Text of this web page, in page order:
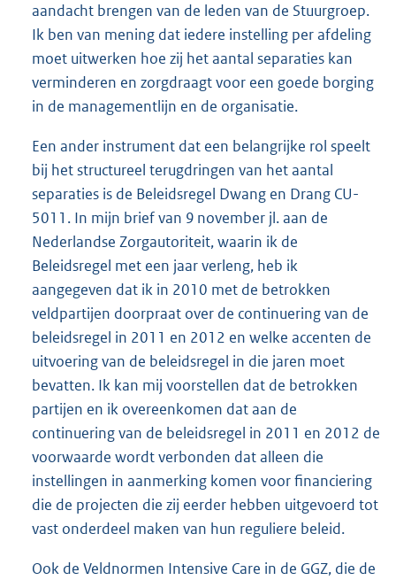
aandacht brengen van de leden van de Stuurgroep.
Ik ben van mening dat iedere instelling per afdeling
moet uitwerken hoe zij het aantal separaties kan
verminderen en zorgdraagt voor een goede borging
in de managementlijn en de organisatie.
Een ander instrument dat een belangrijke rol speelt
bij het structureel terugdringen van het aantal
separaties is de Beleidsregel Dwang en Drang CU-
5011. In mijn brief van 9 november jl. aan de
Nederlandse Zorgautoriteit, waarin ik de
Beleidsregel met een jaar verleng, heb ik
aangegeven dat ik in 2010 met de betrokken
veldpartijen doorpraat over de continuering van de
beleidsregel in 2011 en 2012 en welke accenten de
uitvoering van de beleidsregel in die jaren moet
bevatten. Ik kan mij voorstellen dat de betrokken
partijen en ik overeenkomen dat aan de
continuering van de beleidsregel in 2011 en 2012 de
voorwaarde wordt verbonden dat alleen die
instellingen in aanmerking komen voor financiering
die de projecten die zij eerder hebben uitgevoerd tot
vast onderdeel maken van hun reguliere beleid.
Ook de Veldnormen Intensive Care in de GGZ, die de